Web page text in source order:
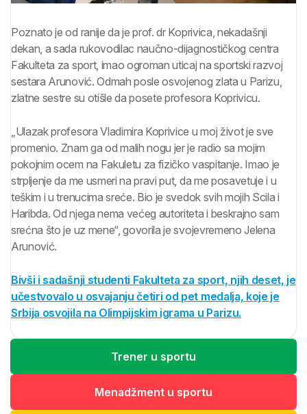
Poznato je od ranije da je prof. dr Koprivica, nekadašnji
dekan, a sada rukovodilac naučno-dijagnostičkog centra
Fakulteta za sport, imao ogroman uticaj na sportski razvoj
sestara Arunović. Odmah posle osvojenog zlata u Parizu,
zlatne sestre su otišle da posete profesora Koprivicu.
„Ulazak profesora Vladimira Koprivice u moj život je sve
promenio. Znam ga od malih nogu jer je radio sa mojim
pokojnim ocem na Fakuletu za fizičko vaspitanje. Imao je
strpljenje da me usmeri na pravi put, da me posavetuje i u
teškim i u trenucima sreće. Bio je svedok svih mojih Scila i
Haribda. Od njega nema većeg autoriteta i beskrajno sam
srećna što je uz mene“, govorila je svojevremeno Jelena
Arunović.
Bivši i sadašnji studenti Fakulteta za sport, njih deset, je
učestvovalo u osvajanju četiri od pet medalja, koje je
Srbija osvojila na Olimpijskim igrama u Parizu.
Trener u sportu
Menadžment u sportu